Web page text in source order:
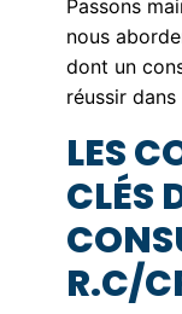
Passons
nous
dont un
réussir
LES
CLÉS
R.C/